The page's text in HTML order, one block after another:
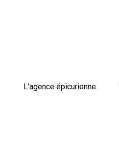
L’agence épicurienne